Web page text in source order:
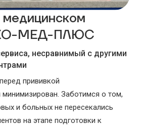
МЕД-ПЛЮС
несравнимый с другими
прививкой
Заботимся о том,
и больных не пересекались
на этапе подготовки к